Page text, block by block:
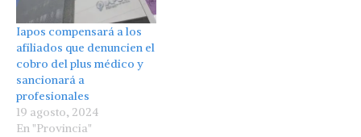
Iapos compensará a los
afiliados que denuncien el
cobro del plus médico y
sancionará a
profesionales
19 agosto, 2024
En "Provincia"